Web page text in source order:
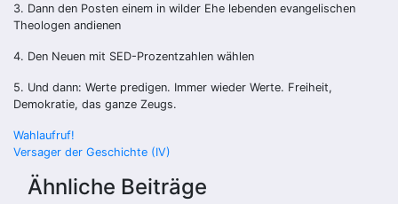
3. Dann den Posten einem in wilder Ehe lebenden evangelischen
Theologen andienen
4. Den Neuen mit SED-Prozentzahlen wählen
5. Und dann: Werte predigen. Immer wieder Werte. Freiheit,
Demokratie, das ganze Zeugs.
Beitragsnavigation
Wahlaufruf!
Versager der Geschichte (IV)
Ähnliche Beiträge